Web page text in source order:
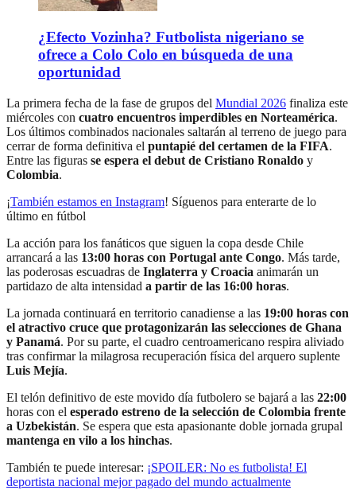
¿Efecto Vozinha? Futbolista nigeriano se
ofrece a Colo Colo en búsqueda de una
oportunidad
La primera fecha de la fase de grupos del Mundial 2026 finaliza este
miércoles con cuatro encuentros imperdibles en Norteamérica.
Los últimos combinados nacionales saltarán al terreno de juego para
cerrar de forma definitiva el puntapié del certamen de la FIFA.
Entre las figuras se espera el debut de Cristiano Ronaldo y
Colombia.
¡También estamos en Instagram! Síguenos para enterarte de lo
último en fútbol
La acción para los fanáticos que siguen la copa desde Chile
arrancará a las 13:00 horas con Portugal ante Congo. Más tarde,
las poderosas escuadras de Inglaterra y Croacia animarán un
partidazo de alta intensidad a partir de las 16:00 horas.
La jornada continuará en territorio canadiense a las 19:00 horas con
el atractivo cruce que protagonizarán las selecciones de Ghana
y Panamá. Por su parte, el cuadro centroamericano respira aliviado
tras confirmar la milagrosa recuperación física del arquero suplente
Luis Mejía.
El telón definitivo de este movido día futbolero se bajará a las 22:00
horas con el esperado estreno de la selección de Colombia frente
a Uzbekistán. Se espera que esta apasionante doble jornada grupal
mantenga en vilo a los hinchas.
También te puede interesar: ¡SPOILER: No es futbolista! El
deportista nacional mejor pagado del mundo actualmente